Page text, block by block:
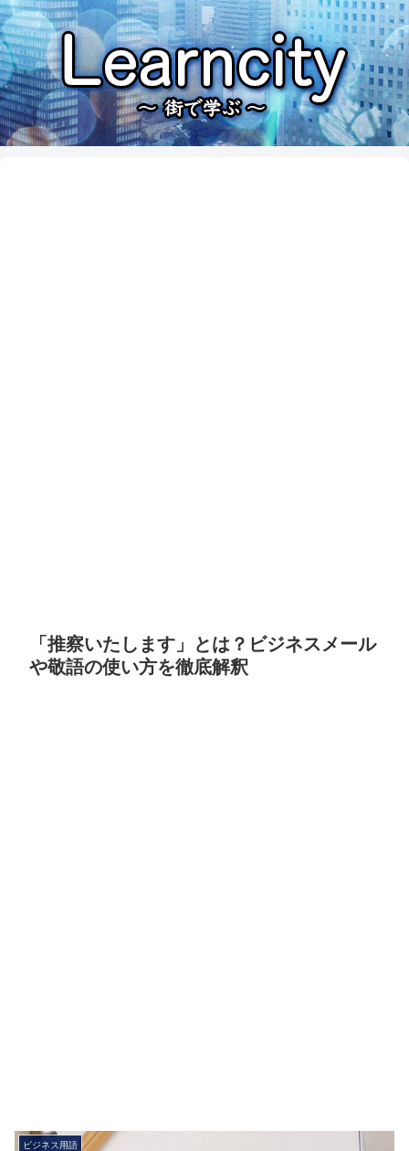
「推察いたします」とは？ビジネスメール
や敬語の使い方を徹底解釈
ビジネス用語